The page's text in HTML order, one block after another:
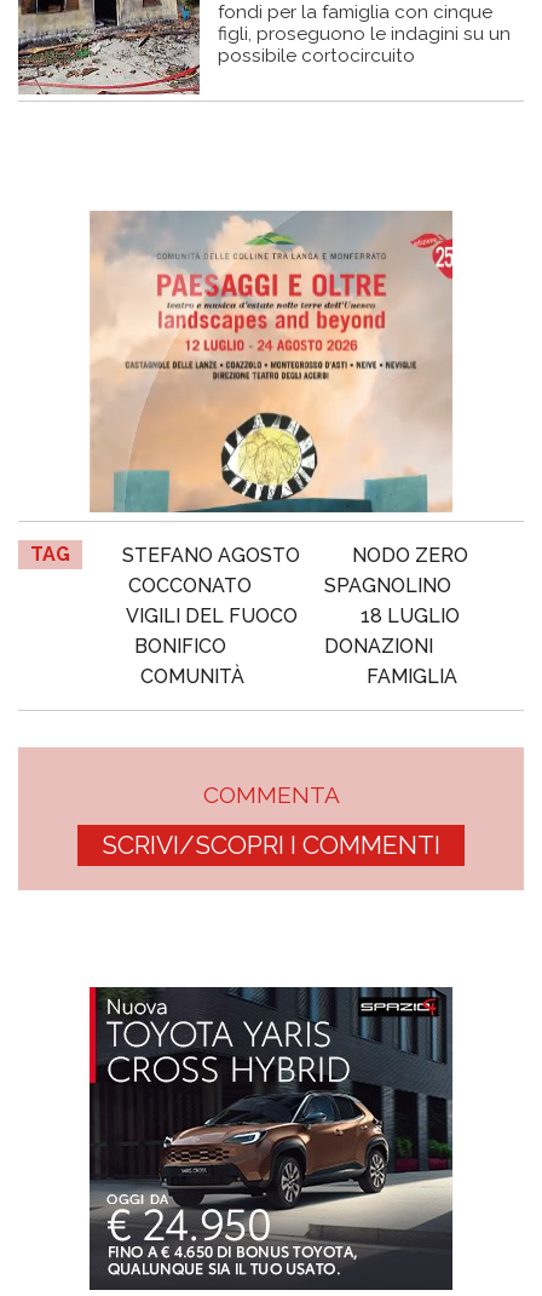
fondi per la famiglia con cinque
figli, proseguono le indagini su un
possibile cortocircuito
TAG STEFANO AGOSTO
NODO ZERO
COCCONATO
SPAGNOLINO
VIGILI DEL FUOCO
18 LUGLIO
BONIFICO
DONAZIONI
COMUNITÀ
FAMIGLIA
COMMENTA
SCRIVI/SCOPRI I COMMENTI